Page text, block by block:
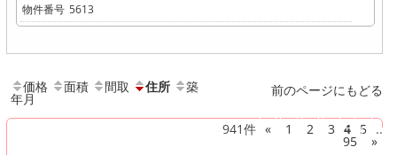
物件番号 5613
価格 面積 間取 住所 築
年月
941件 « 1 2 3 4 5 ..
95 »
前のページにもどる